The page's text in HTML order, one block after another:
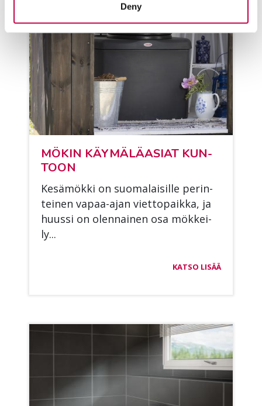
Deny
MÖ­KIN KÄY­MÄ­LÄ­ASIAT KUN­
TOON
Ke­sä­mök­ki on suo­ma­lai­sil­le pe­rin­
tei­nen va­paa-ajan viet­to­paik­ka, ja
huus­si on olen­nai­nen osa mök­kei­
ly...
KATSO LISÄÄ